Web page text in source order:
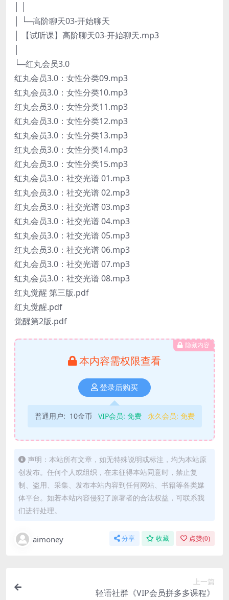
│ └─高阶聊天03-开始聊天
│ 【试听课】高阶聊天03-开始聊天.mp3
└─红丸会员3.0
红丸会员3.0：女性分类09.mp3
红丸会员3.0：女性分类10.mp3
红丸会员3.0：女性分类11.mp3
红丸会员3.0：女性分类12.mp3
红丸会员3.0：女性分类13.mp3
红丸会员3.0：女性分类14.mp3
红丸会员3.0：女性分类15.mp3
红丸会员3.0：社交光谱 01.mp3
红丸会员3.0：社交光谱 02.mp3
红丸会员3.0：社交光谱 03.mp3
红丸会员3.0：社交光谱 04.mp3
红丸会员3.0：社交光谱 05.mp3
红丸会员3.0：社交光谱 06.mp3
红丸会员3.0：社交光谱 07.mp3
红丸会员3.0：社交光谱 08.mp3
红丸觉醒 第三版.pdf
红丸觉醒.pdf
觉醒第2版.pdf
隐藏内容
本内容需权限查看
登录后购买
普通用户: 10金币 VIP会员: 免费 永久会员: 免费
声明：本站所有文章，如无特殊说明或标注，均为本站原
创发布。任何个人或组织，在未征得本站同意时，禁止复
制、盗用、采集、发布本站内容到任何网站、书籍等各类媒
体平台。如若本站内容侵犯了原著者的合法权益，可联系我
们进行处理。
aimoney 分享 收藏 点赞(0)
上一篇
轻语社群《VIP会员拼多多课程》